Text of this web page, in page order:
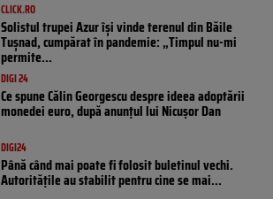
CLICK.RO
Solistul trupei Azur își vinde terenul din Băile
Tușnad, cumpărat în pandemie: „Timpul nu-mi
permite...
DIGI 24
Ce spune Călin Georgescu despre ideea adoptării
monedei euro, după anunțul lui Nicușor Dan
DIGI24
Până când mai poate fi folosit buletinul vechi.
Autoritățile au stabilit pentru cine se mai...